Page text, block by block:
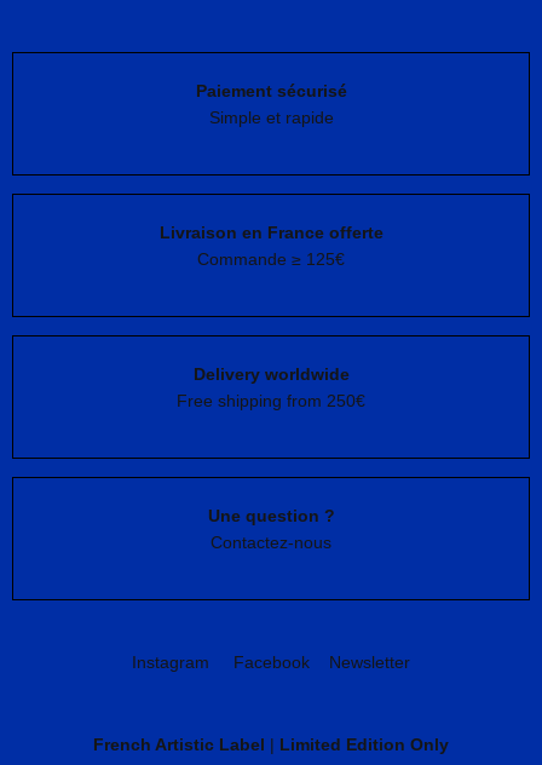
Paiement sécurisé
Simple et rapide
Livraison en France offerte
Commande ≥ 125€
Delivery worldwide
Free shipping from 250€
Une question ?
Contactez-nous
Instagram Facebook Newsletter
French Artistic Label | Limited Edition Only